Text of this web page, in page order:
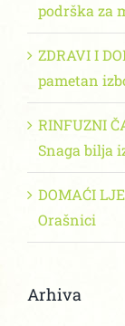
podrška za
ZDRAVI I
pametan
RINFUZNI
Snaga bilja
DOMAĆI
Orašnici
Arhiva